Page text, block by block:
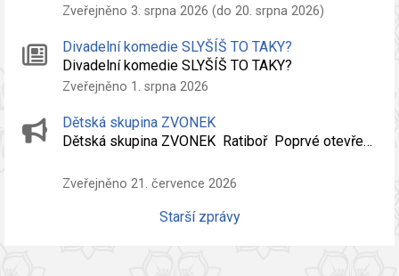
Zveřejněno 3. srpna 2026 (do 20. srpna 2026)
Divadelní komedie SLYŠÍŠ TO TAKY?
Divadelní komedie SLYŠÍŠ TO TAKY?
Zveřejněno 1. srpna 2026
Dětská skupina ZVONEK
Dětská skupina ZVONEK Ratiboř Poprvé otevře…
Zveřejněno 21. července 2026
Starší zprávy